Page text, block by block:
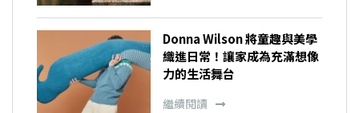
Donna Wilson 將童趣與美學
織進日常！讓家成為充滿想像
力的生活舞台
繼續閱讀